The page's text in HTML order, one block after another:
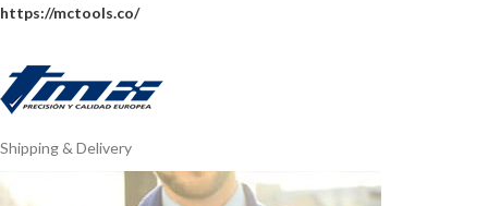
https://mctools.co/
Shipping & Delivery